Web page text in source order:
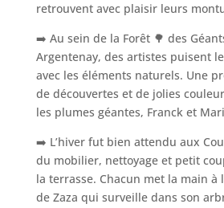
retrouvent avec plaisir leurs
➡️ Au sein de la Forêt 🌳 des
Argentenay, des artistes puisent
avec les éléments naturels. Une
de découvertes et de jolies
les plumes géantes, Franck et
➡️ L’hiver fut bien attendu aux
du mobilier, nettoyage et petit
la terrasse. Chacun met la main à
de Zaza qui surveille dans son